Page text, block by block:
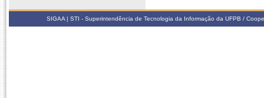
SIGAA | STI - Superintendência de Tecnologia da Informação da UFPB /